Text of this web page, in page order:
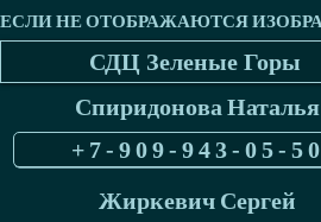
СДЦ Зеленые Горы
Спиридонова Наталья
+7-909-943-05-50
Жиркевич Сергей